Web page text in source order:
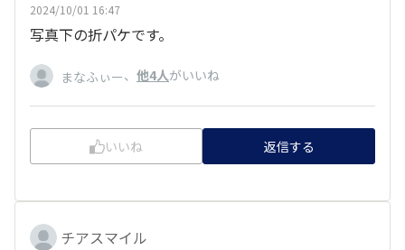
2024/10/01 16:47
写真下の折パケです。
まなふぃー、 他4人がいいね
いいね 返信する
チアスマイル